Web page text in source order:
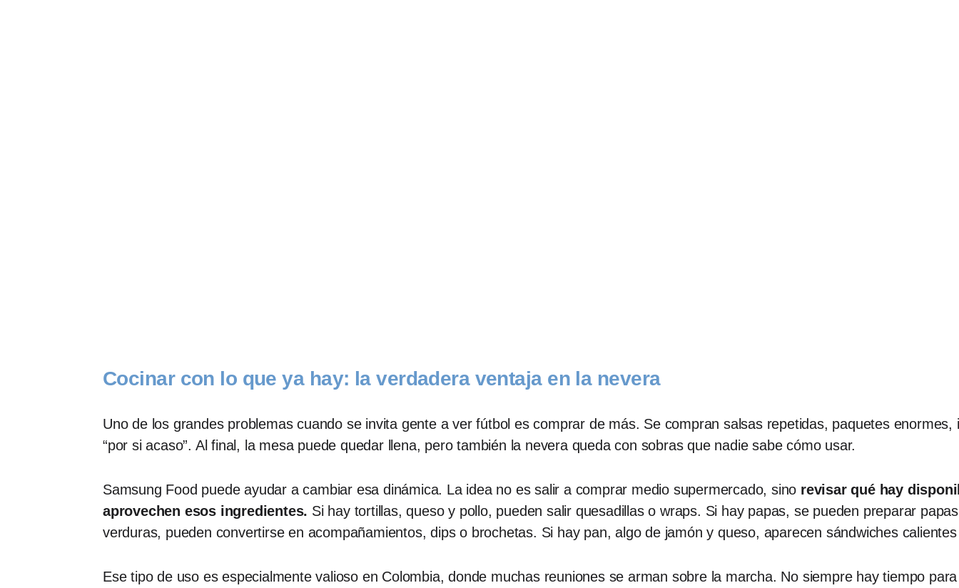
Cocinar con lo que ya hay: la verdadera ventaja en la nevera
Uno de los grandes problemas cuando se invita gente a ver fútbol es comprar de más. Se compran salsas repetidas, paquetes
“por si acaso”. Al final, la mesa puede quedar llena, pero también la nevera queda con sobras que nadie sabe cómo usar.
Samsung Food puede ayudar a cambiar esa dinámica. La idea no es salir a comprar medio supermercado, sino revisar qué hay
aprovechen esos ingredientes. Si hay tortillas, queso y pollo, pueden salir quesadillas o wraps. Si hay papas, se pueden preparar
verduras, pueden convertirse en acompañamientos, dips o brochetas. Si hay pan, algo de jamón y queso, aparecen sándwiches
Ese tipo de uso es especialmente valioso en Colombia, donde muchas reuniones se arman sobre la marcha. No siempre hay tiempo